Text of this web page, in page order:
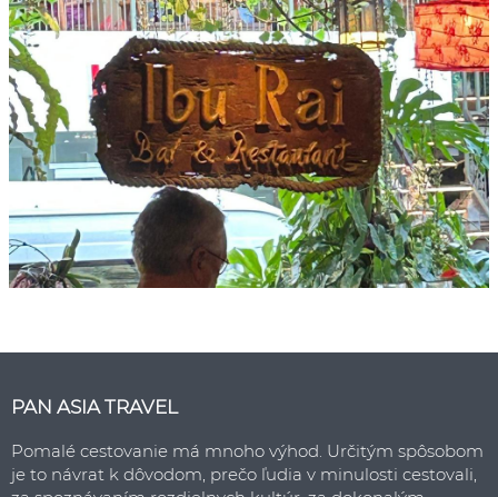
PAN ASIA TRAVEL
Pomalé cestovanie má mnoho výhod. Určitým spôsobom
je to návrat k dôvodom, prečo ľudia v minulosti cestovali,